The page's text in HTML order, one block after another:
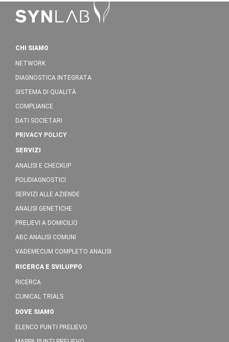
CHI SIAMO
NETWORK
DIAGNOSTICA INTEGRATA
SISTEMA DI QUALITÀ
COMPLIANCE
DATI SOCIETARI
PRIVACY POLICY
SERVIZI
ANALISI E CHECKUP
POLIDIAGNOSTICI
SERVIZI ALLE AZIENDE
ANALISI GENETICHE
PRELIEVI A DOMICILIO
ABC ANALISI COMUNI
VADEMECUM COMPLETO ANALISI
RICERCA E SVILUPPO
RICERCA
CLINICAL TRIALS
DOVE SIAMO
ELENCO PUNTI PRELIEVO